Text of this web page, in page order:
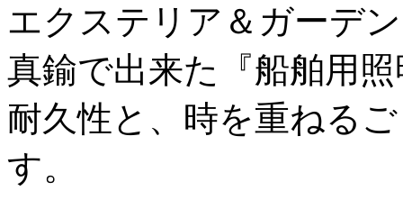
エクステリア＆ガーデ
真鍮で出来た『船舶用
耐久性と、時を重ねる
す。